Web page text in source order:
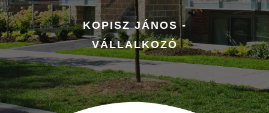
KOPISZ JÁNOS -
VÁLLALKOZÓ